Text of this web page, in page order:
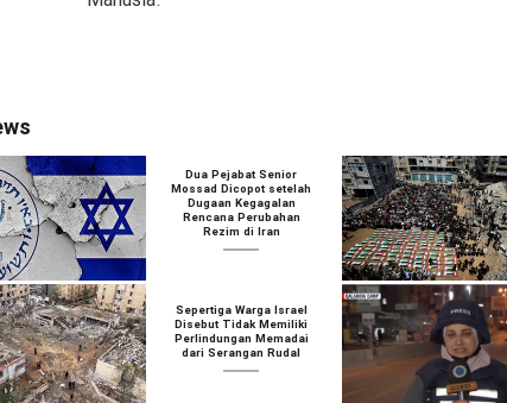
Dua Pejabat Senior
Mossad Dicopot setelah
Dugaan Kegagalan
Rencana Perubahan
Rezim di Iran
Sepertiga Warga Israel
Disebut Tidak Memiliki
Perlindungan Memadai
dari Serangan Rudal